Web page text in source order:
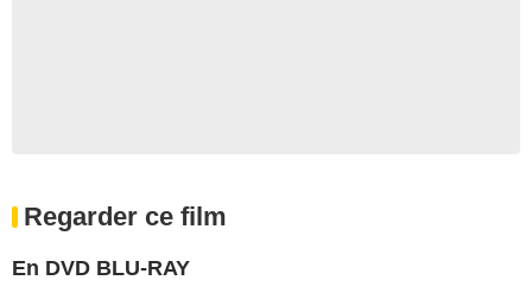
Regarder ce film
En DVD BLU-RAY